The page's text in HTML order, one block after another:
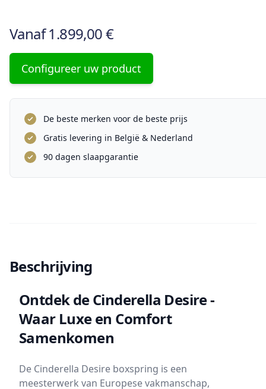
Vanaf1.899,00 €
Configureer uw product
De beste merken voor de beste prijs
Gratis levering in België & Nederland
90 dagen slaapgarantie
Beschrijving
Ontdek de Cinderella Desire -
Waar Luxe en Comfort
Samenkomen
De Cinderella Desire boxspring is een
meesterwerk van Europese vakmanschap,